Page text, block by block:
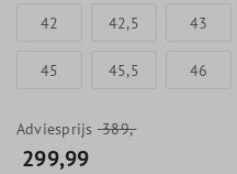
42 42,5 43
45 45,5 46
Adviesprijs 389,-
299,99